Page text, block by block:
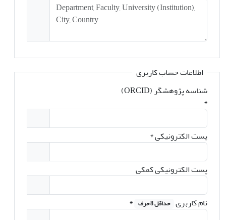
اطلاعات حساب کاربری
شناسه پژوهشگر (ORCID)
*
پست الکترونیکی*
پست الکترونیکی کمکی
نام کاربری حداقل 8 حرف *